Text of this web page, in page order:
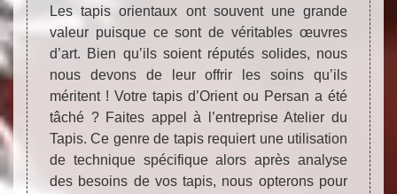
Les tapis orientaux ont souvent une grande
valeur puisque ce sont de véritables œuvres
d’art. Bien qu’ils soient réputés solides, nous
nous devons de leur offrir les soins qu’ils
méritent ! Votre tapis d’Orient ou Persan a été
tâché ? Faites appel à l’entreprise Atelier du
Tapis. Ce genre de tapis requiert une utilisation
de technique spécifique alors après analyse
des besoins de vos tapis, nous opterons pour